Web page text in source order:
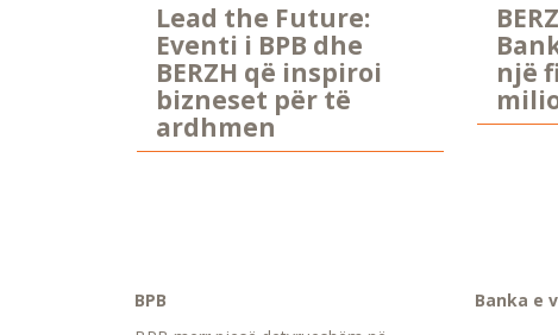
Lead the Future:
Eventi i BPB dhe
BERZH që inspiroi
bizneset për të
ardhmen
një
BPB
Banka e